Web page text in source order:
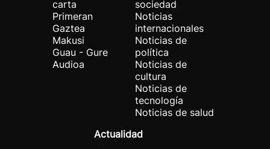
carta
Primeran
Gaztea
Makusi
Guau - Gure
Audioa
sociedad
Noticias
internacionales
Noticias de
política
Noticias de
cultura
Noticias de
tecnología
Noticias de salud
Actualidad